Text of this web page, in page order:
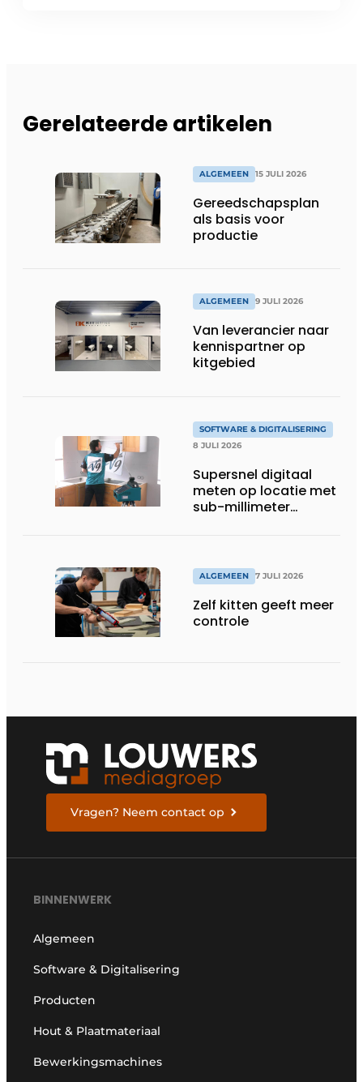
Gerelateerde artikelen
ALGEMEEN 15 JULI 2026
Gereedschapsplan
als basis voor
productie
ALGEMEEN 9 JULI 2026
Van leverancier naar
kennispartner op
kitgebied
SOFTWARE & DIGITALISERING
8 JULI 2026
Supersnel digitaal
meten op locatie met
sub-millimeter
ALGEMEEN 7 JULI 2026
Zelf kitten geeft meer
controle
Vragen? Neem contact op
BINNENWERK
Algemeen
Software & Digitalisering
Producten
Hout & Plaatmateriaal
Bewerkingsmachines